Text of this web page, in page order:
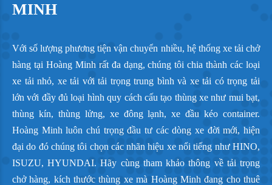
MINH
Với số lượng phương tiện vận chuyển nhiều, hệ thống xe tải chở
hàng tại Hoàng Minh rất đa dạng, chúng tôi chia thành các loại
xe tải nhỏ, xe tải với tải trọng trung bình và xe tải có trọng tải
lớn với đầy đủ loại hình quy cách cấu tạo thùng xe như mui bạt,
thùng kín, thùng lửng, xe đông lạnh, xe đầu kéo container.
Hoàng Minh luôn chú trọng đầu tư các dòng xe đời mới, hiện
đại do đó chúng tôi chọn các nhãn hiệu xe nổi tiếng như HINO,
ISUZU, HYUNDAI. Hãy cùng tham khảo thông về tải trọng
chở hàng, kích thước thùng xe mà Hoàng Minh đang cho thuê